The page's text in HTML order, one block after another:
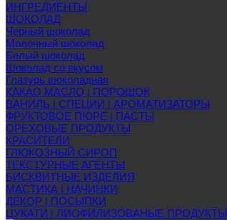
ИНГРЕДИЕНТЫ
ШОКОЛАД
Черный шоколад
Молочный шоколад
Белый шоколад
Шоколад со вкусом
Глазурь шоколадная
КАКАО МАСЛО | ПОРОШОК
ВАНИЛЬ | СПЕЦИИ | АРОМАТИЗАТОРЫ
ФРУКТОВОЕ ПЮРЕ | ПАСТЫ
ОРЕХОВЫЕ ПРОДУКТЫ
КРАСИТЕЛИ
ГЛЮКОЗНЫЙ СИРОП
ТЕКСТУРНЫЕ АГЕНТЫ
БИСКВИТНЫЕ ИЗДЕЛИЯ
МАСТИКА | НАЧИНКИ
ДЕКОР | ПОСЫПКИ
ЦУКАТИ | ЛИОФИЛИЗОВАНЫЕ ПРОДУКТЫ